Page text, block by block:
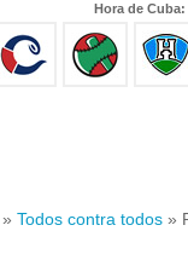
Hora de Cuba:
» Todos contra todos »